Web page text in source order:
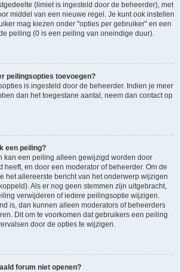
(limiet is ingesteld door de beheerder), met
middel van een nieuwe regel. Je kunt ook instellen
mag kiezen onder "opties per gebruiker" en een
peiling (0 is een peiling van oneindige duur).
peilingsopties toevoegen?
is ingesteld door de beheerder. Indien je meer
dan het toegestane aantal, neem dan contact op
een peiling?
kan een peiling alleen gewijzigd worden door
heeft, en door een moderator of beheerder. Om de
het allereerste bericht van het onderwerp wijzigen
Als er nog geen stemmen zijn uitgebracht,
verwijderen of iedere peilingsoptie wijzigen.
is, dan kunnen alleen moderators of beheerders
Dit om te voorkomen dat gebruikers een peiling
door de opties te wijzigen.
forum niet openen?